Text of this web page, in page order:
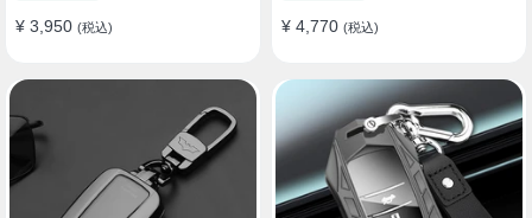
¥ 3,950 (税込) ¥ 4,770 (税込)